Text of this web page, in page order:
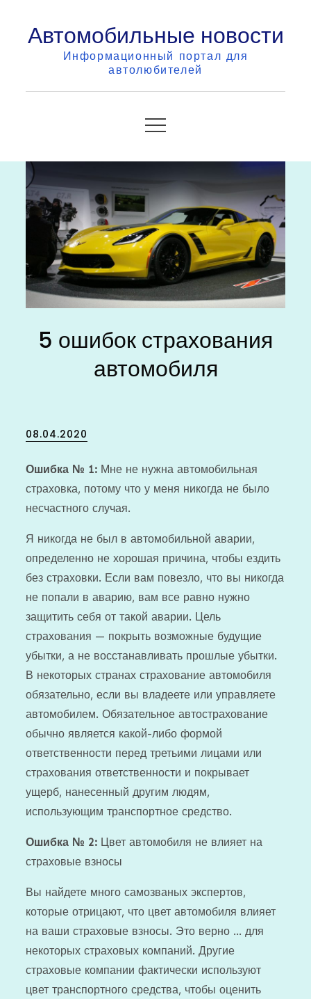
contentАвтомобильные новости
Информационный портал для
автолюбителей
5 ошибок страхования
автомобиля
Posted
08.04.2020
Ошибка № 1: Мне не нужна автомобильная
страховка, потому что у меня никогда не было
несчастного случая.
Я никогда не был в автомобильной аварии,
определенно не хорошая причина, чтобы ездить
без страховки. Если вам повезло, что вы никогда
не попали в аварию, вам все равно нужно
защитить себя от такой аварии. Цель
страхования — покрыть возможные будущие
убытки, а не восстанавливать прошлые убытки.
В некоторых странах страхование автомобиля
обязательно, если вы владеете или управляете
автомобилем. Обязательное автострахование
обычно является какой-либо формой
ответственности перед третьими лицами или
страхования ответственности и покрывает
ущерб, нанесенный другим людям,
использующим транспортное средство.
Ошибка № 2: Цвет автомобиля не влияет на
страховые взносы
Вы найдете много самозваных экспертов,
которые отрицают, что цвет автомобиля влияет
на ваши страховые взносы. Это верно … для
некоторых страховых компаний. Другие
страховые компании фактически используют
цвет транспортного средства, чтобы оценить